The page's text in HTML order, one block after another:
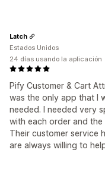
Pify Customer & Cart
was the only app that I
needed. I needed very
with each order and the
Their customer service
are always willing to
Latch
Estados Unidos
24 días usando la aplicación